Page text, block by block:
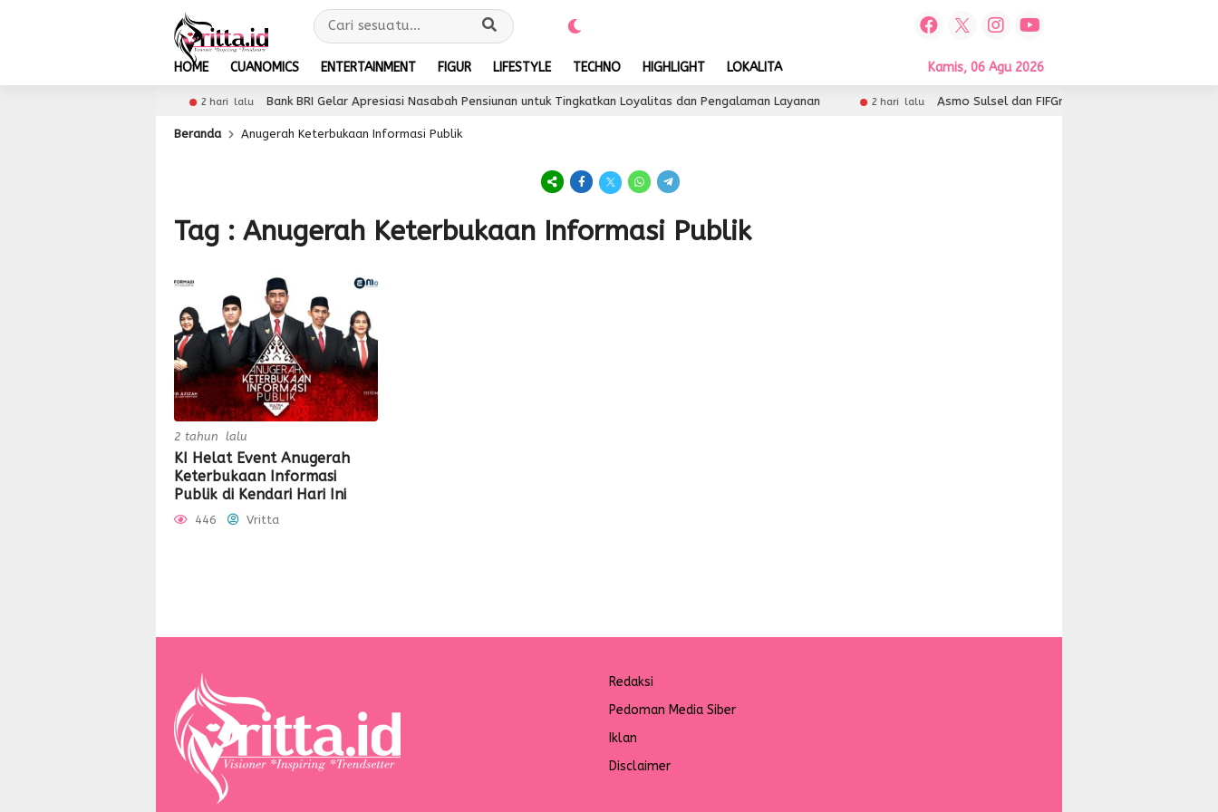
HOME CUANOMICS ENTERTAINMENT FIGUR LIFESTYLE TECHNO HIGHLIGHT LOKALITA Kamis, 06 Agu 2026
2 hari lalu Bank BRI Gelar Apresiasi Nasabah Pensiunan untuk Tingkatkan Loyalitas dan Pengalaman Layanan 2 hari lalu Asmo Sulsel dan FIFGroup Kolaborasi Hadirkan
Beranda Anugerah Keterbukaan Informasi Publik
Tag : Anugerah Keterbukaan Informasi Publik
2 tahun lalu
KI Helat Event Anugerah
Keterbukaan Informasi
Publik di Kendari Hari Ini
446 Vritta
Redaksi
Pedoman Media Siber
Iklan
Disclaimer